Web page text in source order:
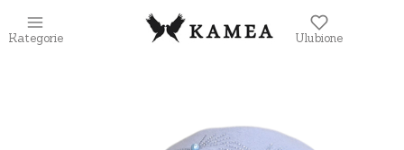
Kategorie Ulubione